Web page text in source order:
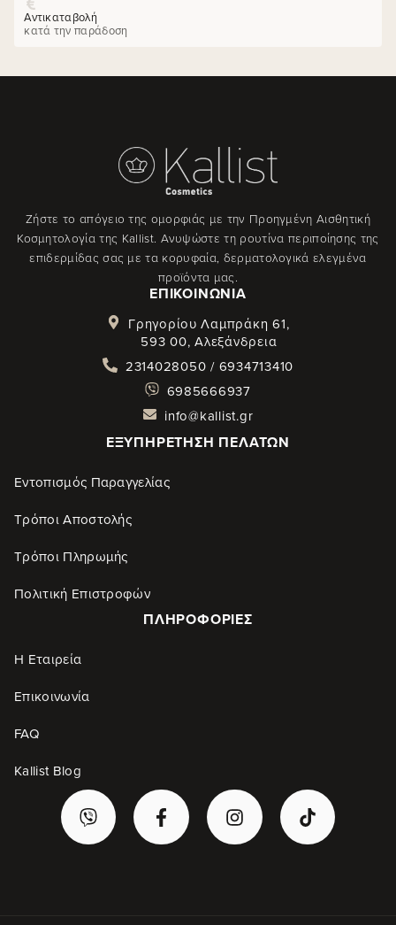
Αντικαταβολή
κατά την παράδοση
Ζήστε το απόγειο της ομορφιάς με την Προηγμένη Αισθητική
Κοσμητολογία της Kallist. Ανυψώστε τη ρουτίνα περιποίησης της
επιδερμίδας σας με τα κορυφαία, δερματολογικά ελεγμένα
προϊόντα μας.
ΕΠΙΚΟΙΝΩΝΊΑ
Γρηγορίου Λαμπράκη 61,
593 00, Αλεξάνδρεια
2314028050 / 6934713410
6985666937
info@kallist.gr
ΕΞΥΠΗΡΈΤΗΣΗ ΠΕΛΑΤΏΝ
Εντοπισμός Παραγγελίας
Τρόποι Αποστολής
Τρόποι Πληρωμής
Πολιτική Επιστροφών
ΠΛΗΡΟΦΟΡΊΕΣ
Η Εταιρεία
Επικοινωνία
FAQ
Kallist Blog